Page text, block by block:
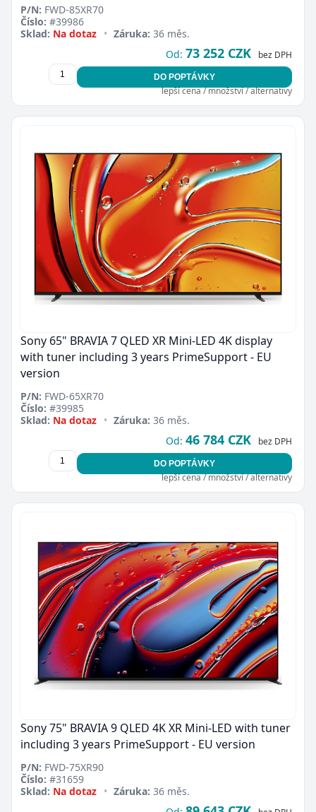
P/N: FWD-85XR70
Číslo: #39986
Sklad: Na dotaz • Záruka: 36 měs.
Od: 73 252 CZK bez DPH
DO POPTÁVKY
lepší cena / množství / alternativy
Sony 65" BRAVIA 7 QLED XR Mini-LED 4K display
with tuner including 3 years PrimeSupport - EU
version
P/N: FWD-65XR70
Číslo: #39985
Sklad: Na dotaz • Záruka: 36 měs.
Od: 46 784 CZK bez DPH
DO POPTÁVKY
lepší cena / množství / alternativy
Sony 75" BRAVIA 9 QLED 4K XR Mini-LED with tuner
including 3 years PrimeSupport - EU version
P/N: FWD-75XR90
Číslo: #31659
Sklad: Na dotaz • Záruka: 36 měs.